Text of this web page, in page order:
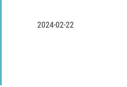
2024-02-22